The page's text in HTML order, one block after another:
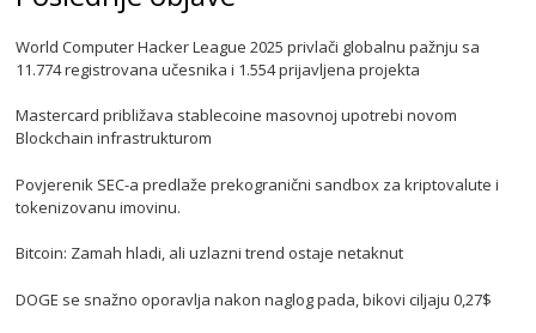
World Computer Hacker League 2025 privlači globalnu pažnju sa
11.774 registrovana učesnika i 1.554 prijavljena projekta
Mastercard približava stablecoine masovnoj upotrebi novom
Blockchain infrastrukturom
Povjerenik SEC-a predlaže prekogranični sandbox za kriptovalute i
tokenizovanu imovinu.
Bitcoin: Zamah hladi, ali uzlazni trend ostaje netaknut
DOGE se snažno oporavlja nakon naglog pada, bikovi ciljaju 0,27$